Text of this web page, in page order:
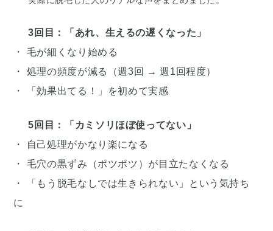
3回目：「あれ、生えるの遅くなった」
・ 毛が細くなり始める
・ 処理の頻度が減る（週3回 → 週1回程度）
・ 「効果出てる！」を初めて実感
5回目：「カミソリほぼ使ってない」
・ 自己処理がかなり楽になる
・ 毛穴の黒ずみ（ポツポツ）が目立たなくなる
・ 「もう脱毛なしでは生きられない」という気持ち
に